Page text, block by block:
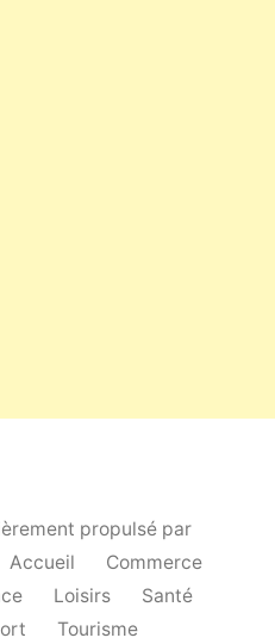
propulsé par
Accueil
Commerce
Loisirs
Santé
Tourisme